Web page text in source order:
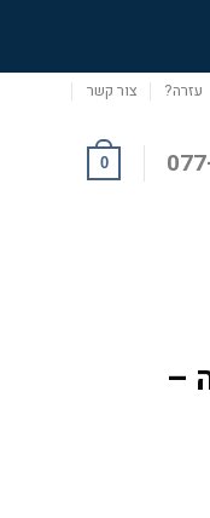
עזרה? צור קשר
0
–